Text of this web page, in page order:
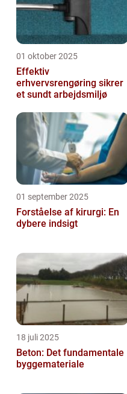
01 oktober 2025
Effektiv
erhvervsrengøring sikrer
et sundt arbejdsmiljø
01 september 2025
Forståelse af kirurgi: En
dybere indsigt
18 juli 2025
Beton: Det fundamentale
byggemateriale